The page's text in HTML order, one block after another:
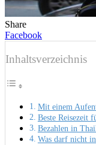
Share
Facebook
Inhaltsverzeichnis
Mit einem
Beste Reisezeit
Bezahlen in
Was darf nicht